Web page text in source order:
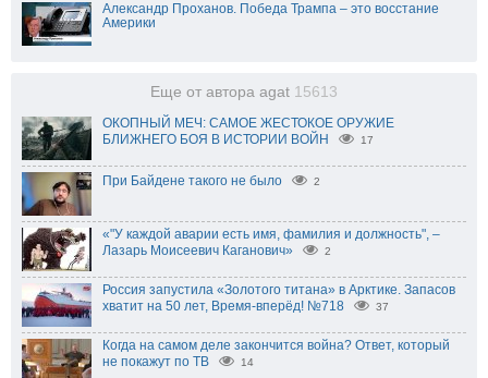
Александр Проханов. Победа Трампа – это восстание
Америки
Еще от автора agat 15613
ОКОПНЫЙ МЕЧ: САМОЕ ЖЕСТОКОЕ ОРУЖИЕ
БЛИЖНЕГО БОЯ В ИСТОРИИ ВОЙН
17
При Байдене такого не было 2
«"У каждой аварии есть имя, фамилия и должность", –
Лазарь Моисеевич Каганович»
2
Россия запустила «Золотого титана» в Арктике. Запасов
хватит на 50 лет, Время-вперёд! №718
37
Когда на самом деле закончится война? Ответ, который
не покажут по ТВ
14